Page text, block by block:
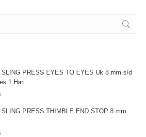
SLING PRESS EYES TO EYES Uk 8 mm s/d
1 Hari
PRESS THIMBLE END STOP 8 mm